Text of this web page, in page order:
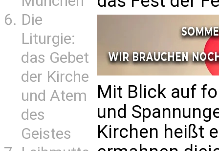
Die
Liturgie:
das Gebet
der Kirche
und Atem
des
Geistes
Mit Blick auf
und
Kirchen heißt